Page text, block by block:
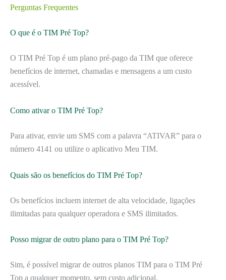
Perguntas Frequentes
O que é o TIM Pré Top?
O TIM Pré Top é um plano pré-pago da TIM que oferece
benefícios de internet, chamadas e mensagens a um custo
acessível.
Como ativar o TIM Pré Top?
Para ativar, envie um SMS com a palavra “ATIVAR” para o
número 4141 ou utilize o aplicativo Meu TIM.
Quais são os benefícios do TIM Pré Top?
Os benefícios incluem internet de alta velocidade, ligações
ilimitadas para qualquer operadora e SMS ilimitados.
Posso migrar de outro plano para o TIM Pré Top?
Sim, é possível migrar de outros planos TIM para o TIM Pré
Top a qualquer momento, sem custo adicional.